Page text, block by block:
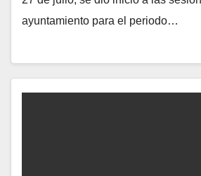
ayuntamiento para el periodo…